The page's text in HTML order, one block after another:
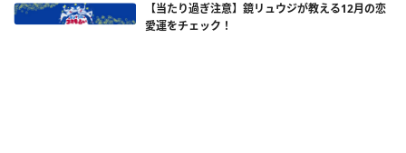
【当たり過ぎ注意】鏡リュウジが教える12月の恋
愛運をチェック！